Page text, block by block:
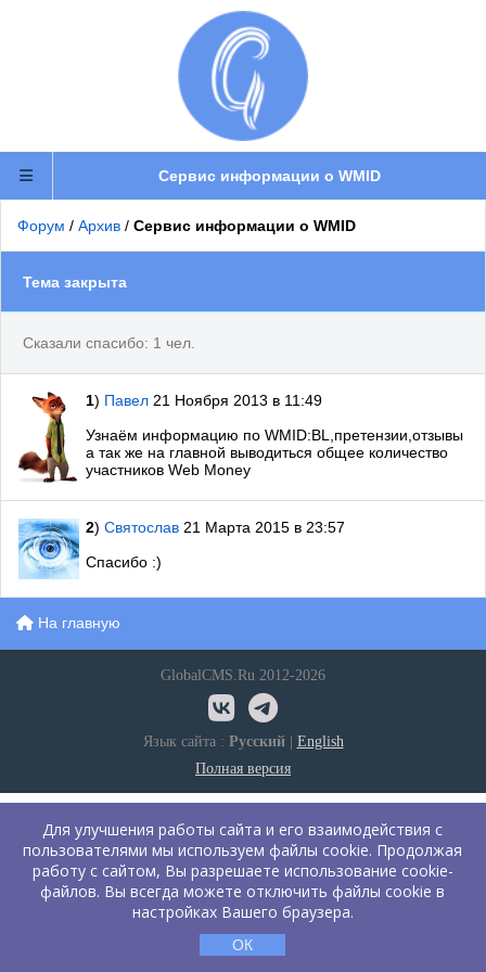
Сервис информации о WMID
Форум / Архив / Сервис информации о WMID
Тема закрыта
Сказали спасибо: 1 чел.
1) Павел 21 Ноября 2013 в 11:49
Узнаём информацию по WMID:BL,претензии,отзывы
а так же на главной выводиться общее количество
участников Web Money
2) Святослав 21 Марта 2015 в 23:57
Спасибо :)
На главную
GlobalCMS.Ru 2012-2026
Язык сайта : Русский| English
Полная версия
Для улучшения работы сайта и его взаимодействия с
пользователями мы используем файлы cookie. Продолжая
работу с сайтом, Вы разрешаете использование cookie-
файлов. Вы всегда можете отключить файлы cookie в
настройках Вашего браузера.
ОК